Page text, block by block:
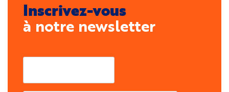
Inscrivez-vous
à notre newsletter